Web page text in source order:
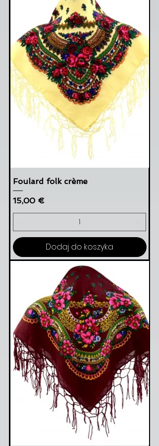
Foulard folk crème
Cena
15,00 €
Dodaj do koszyka